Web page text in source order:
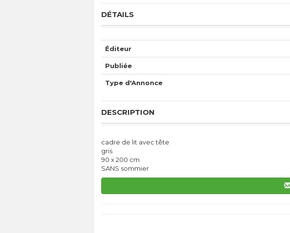
DÉTAILS
Éditeur
Publiée
Type d'Annonce
DESCRIPTION
cadre de lit avec tête
gris
90 x 200 cm
SANS sommier